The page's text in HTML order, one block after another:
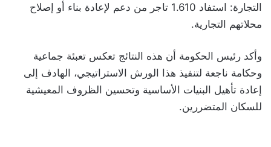
التجارة: استفاد 1.610 تاجر من دعم لإعادة بناء أو إصلاح
محلاتهم التجارية.
وأكد رئيس الحكومة أن هذه النتائج تعكس تعبئة جماعية
وحكامة ناجعة لتنفيذ هذا الورش الاستراتيجي، الهادف إلى
إعادة تأهيل البنيات الأساسية وتحسين الظروف المعيشية
للسكان المتضررين.